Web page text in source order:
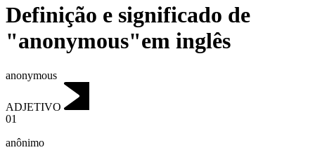
Definição e significado de
"anonymous"em inglês
anonymous
ADJETIVO
01
anônimo